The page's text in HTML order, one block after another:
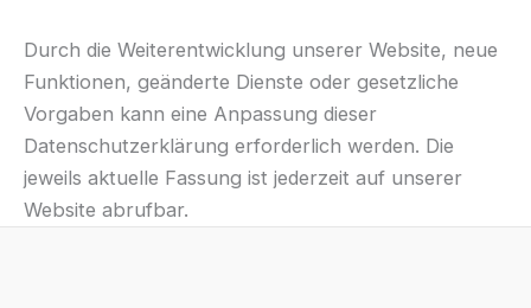
Durch die Weiterentwicklung unserer Website, neue
Funktionen, geänderte Dienste oder gesetzliche
Vorgaben kann eine Anpassung dieser
Datenschutzerklärung erforderlich werden. Die
jeweils aktuelle Fassung ist jederzeit auf unserer
Website abrufbar.